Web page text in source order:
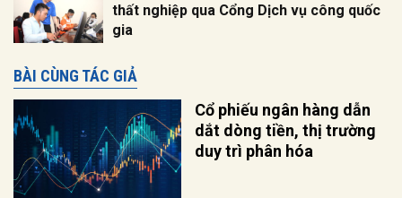
thất nghiệp qua Cổng Dịch vụ công quốc
gia
BÀI CÙNG TÁC GIẢ
Cổ phiếu ngân hàng dẫn
dắt dòng tiền, thị trường
duy trì phân hóa